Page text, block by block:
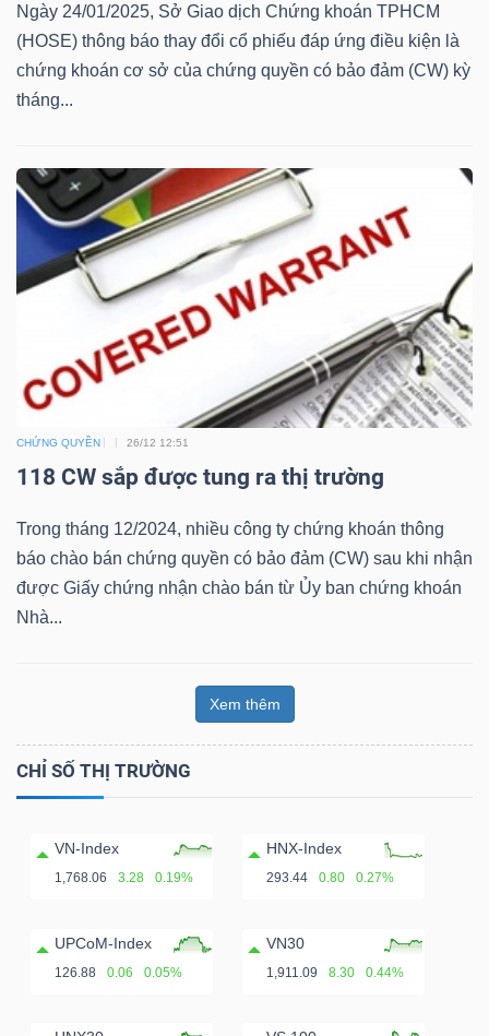
Ngày 24/01/2025, Sở Giao dịch Chứng khoán TPHCM
(HOSE) thông báo thay đổi cổ phiếu đáp ứng điều kiện là
chứng khoán cơ sở của chứng quyền có bảo đảm (CW) kỳ
tháng...
CHỨNG QUYỀN 26/12 12:51
118 CW sắp được tung ra thị trường
Trong tháng 12/2024, nhiều công ty chứng khoán thông
báo chào bán chứng quyền có bảo đảm (CW) sau khi nhận
được Giấy chứng nhận chào bán từ Ủy ban chứng khoán
Nhà...
Xem thêm
CHỈ SỐ THỊ TRƯỜNG
VN-Index
1,768.06 3.28 0.19%
HNX-Index
293.44 0.80 0.27%
UPCoM-Index
126.88 0.06 0.05%
VN30
1,911.09 8.30 0.44%
(-)
Bài
tác
giả
phân
tích
(-)
Thuật
ngữ
Đào
Sách
chính